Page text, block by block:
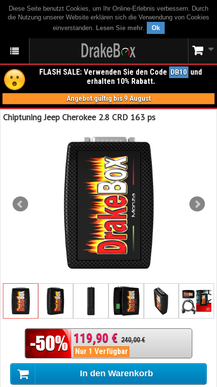
Diese Seite benutzt Cookies, um Ihr Online-Erlebnis verbessern. Durch
die Nutzung unserer Website erklären sich die Verwendung von Cookies
einverstanden. Lesen Sie mehr. Ok
FLASH SALE: Verwenden Sie den Code DB10 und
erhalten 10% Rabatt.
Angebot gültig bis 9 August
Chiptuning Jeep Cherokee 2.8 CRD 163 ps
119,90 € 240,00 €
Nur 1 Verfügbar
In den Warenkorb